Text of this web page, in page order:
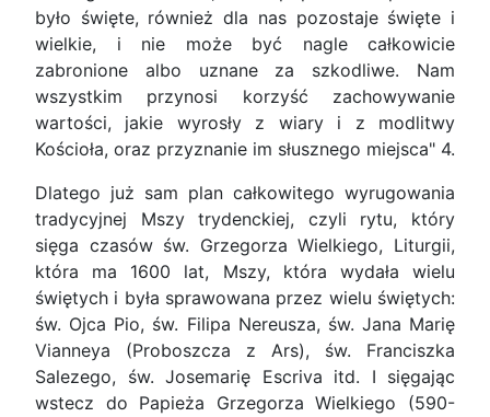
było święte, również dla nas pozostaje święte i
wielkie, i nie może być nagle całkowicie
zabronione albo uznane za szkodliwe. Nam
wszystkim przynosi korzyść zachowywanie
wartości, jakie wyrosły z wiary i z modlitwy
Kościoła, oraz przyznanie im słusznego miejsca" 4.
Dlatego już sam plan całkowitego wyrugowania
tradycyjnej Mszy trydenckiej, czyli rytu, który
sięga czasów św. Grzegorza Wielkiego, Liturgii,
która ma 1600 lat, Mszy, która wydała wielu
świętych i była sprawowana przez wielu świętych:
św. Ojca Pio, św. Filipa Nereusza, św. Jana Marię
Vianneya (Proboszcza z Ars), św. Franciszka
Salezego, św. Josemarię Escriva itd. I sięgając
wstecz do Papieża Grzegorza Wielkiego (590-